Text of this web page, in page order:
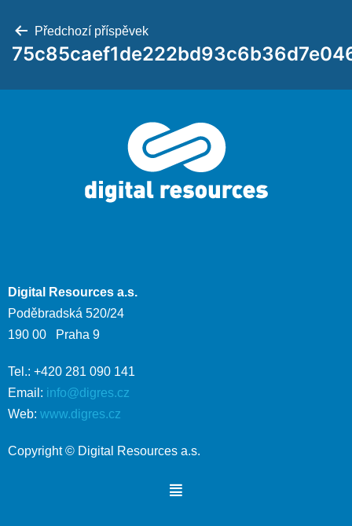
Předchozí příspěvek
Digital Resources a.s.
Poděbradská 520/24
190 00 Praha 9
Tel.: +420 281 090 141
Email: info@digres.cz
Web: www.digres.cz
Copyright © Digital Resources a.s.